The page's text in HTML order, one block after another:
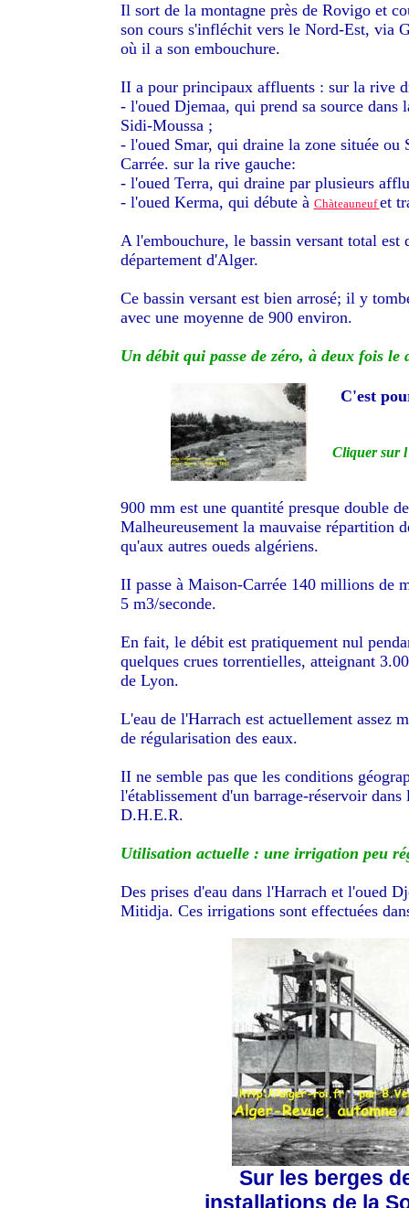
Il sort de la montagne près de Rovigo et
son cours s'infléchit vers le Nord-Est, via
où il a son embouchure.
II a pour principaux affluents : sur la rive
- l'oued Djemaa, qui prend sa source dans
Sidi-Moussa ;
- l'oued Smar, qui draine la zone située ou
Carrée. sur la rive gauche:
- l'oued Terra, qui draine par plusieurs
- l'oued Kerma, qui débute à Chàteauneufet
A l'embouchure, le bassin versant total
département d'Alger.
Ce bassin versant est bien arrosé; il y
avec une moyenne de 900 environ.
Un débit qui passe de zéro, à deux fois le
C'est
Cliquer sur
900 mm est une quantité presque double
Malheureusement la mauvaise répartition
qu'aux autres oueds algériens.
II passe à Maison-Carrée 140 millions de
5 m3/seconde.
En fait, le débit est pratiquement nul
quelques crues torrentielles, atteignant
de Lyon.
L'eau de l'Harrach est actuellement assez
de régularisation des eaux.
II ne semble pas que les conditions
l'établissement d'un barrage-réservoir
D.H.E.R.
Utilisation actuelle : une irrigation peu
Des prises d'eau dans l'Harrach et l'oued
Mitidja. Ces irrigations sont effectuées
Sur les berges
installations de la